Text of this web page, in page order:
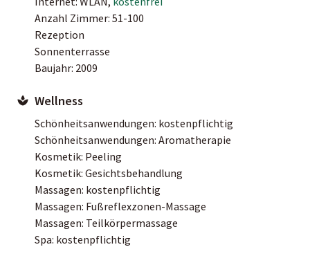
Anzahl Zimmer: 51-100
Rezeption
Sonnenterrasse
Baujahr: 2009
Wellness
Schönheitsanwendungen: kostenpflichtig
Schönheitsanwendungen: Aromatherapie
Kosmetik: Peeling
Kosmetik: Gesichtsbehandlung
Massagen: kostenpflichtig
Massagen: Fußreflexzonen-Massage
Massagen: Teilkörpermassage
Spa: kostenpflichtig